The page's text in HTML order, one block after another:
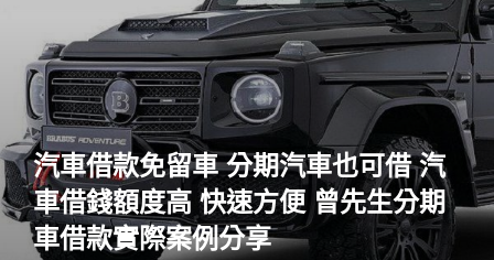
汽車借款免留車 分期汽車也可借 汽
車借錢額度高 快速方便 曾先生分期
車借款實際案例分享